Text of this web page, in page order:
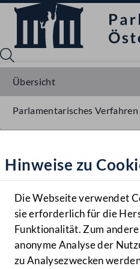
Hilfe
Benutzer
Navigationsmenü
MENÜ
Hinweise zu
Die Webseite verwendet
sie erforderlich für die
Funktionalität. Zum
anonyme Analyse der
zu Analysezwecken
Übersicht
Parlamentarisches Verfahren